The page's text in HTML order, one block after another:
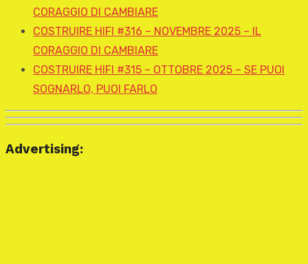
CORAGGIO DI CAMBIARE
COSTRUIRE HIFI #316 – NOVEMBRE 2025 – IL
CORAGGIO DI CAMBIARE
COSTRUIRE HIFI #315 – OTTOBRE 2025 – SE PUOI
SOGNARLO, PUOI FARLO
Advertising: